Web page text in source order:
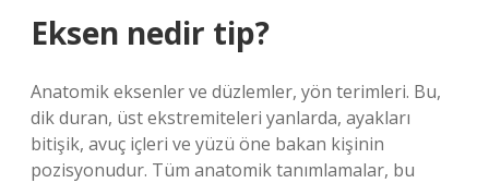
Eksen nedir tip?
Anatomik eksenler ve düzlemler, yön terimleri. Bu,
dik duran, üst ekstremiteleri yanlarda, ayakları
bitişik, avuç içleri ve yüzü öne bakan kişinin
pozisyonudur. Tüm anatomik tanımlamalar, bu